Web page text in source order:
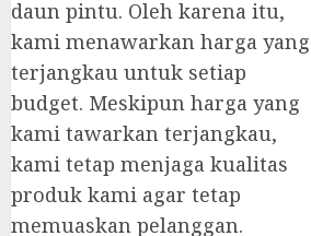
daun pintu. Oleh karena itu,
kami menawarkan harga yang
terjangkau untuk setiap
budget. Meskipun harga yang
kami tawarkan terjangkau,
kami tetap menjaga kualitas
produk kami agar tetap
memuaskan pelanggan.